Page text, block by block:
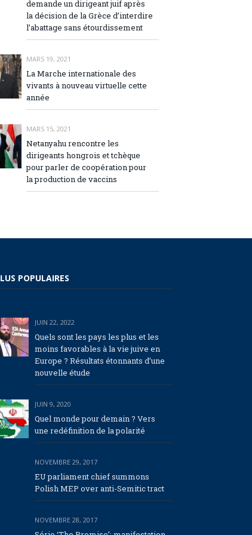
demande un dirigeant juif après
la décision de la Grèce d’interdire
l’abattage sans étourdissement
MARS 19, 2021
La Marche internationale des
vivants à nouveau virtuelle cette
année
MARS 15, 2021
Netanyahu rencontre les
dirigeants hongrois et tchèque
pour parler de coopération pour
la production de vaccins
POPULAIRES
JUIN 22, 2022
Quels sont les pays les plus et les
moins favorables à la vie juive en
Europe ? Résultats étonnants d’une
nouvelle étude
JUIN 9, 2020
Quel monde pour demain ? Vers
une redéfinition de la polarité
NOVEMBRE 29, 2017
EU parliament chief summons
Polish MEP over anti-Semitic tract
NOVEMBRE 28, 2017